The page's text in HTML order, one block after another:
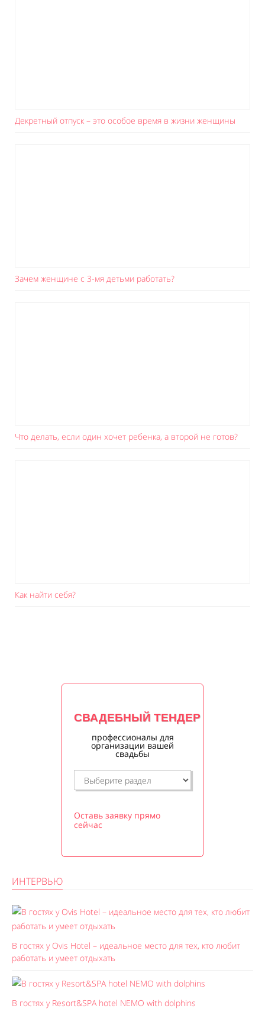
Декретный отпуск – это особое время в жизни женщины
Зачем женщине с 3-мя детьми работать?
Что делать, если один хочет ребенка, а второй не готов?
Как найти себя?
СВАДЕБНЫЙ ТЕНДЕР
профессионалы для
организации вашей
свадьбы
Оставь заявку прямо
сейчас
ИНТЕРВЬЮ
В гостях у Ovis Hotel – идеальное место для тех, кто любит
работать и умеет отдыхать
В гостях у Resort&SPA hotel NEMO with dolphins